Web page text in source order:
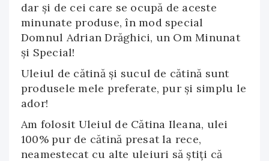
dar şi de cei care se ocupă de aceste
minunate produse, în mod special
Domnul Adrian Drăghici, un Om Minunat
şi Special!
Uleiul de cătină şi sucul de cătină sunt
produsele mele preferate, pur şi simplu le
ador!
Am folosit Uleiul de Cătina Ileana, ulei
100% pur de cătină presat la rece,
neamestecat cu alte uleiuri să ştiţi că